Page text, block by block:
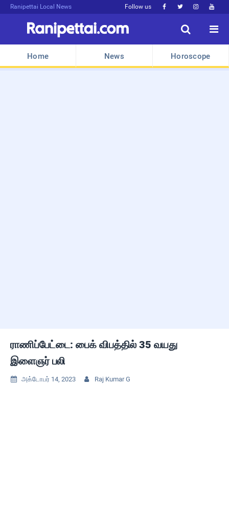
Ranipettai Local News Follow us    


Home News Horoscope
ராணிப்பேட்டை: பைக் விபத்தில் 35 வயது
இளைஞர் பலி
 அக்டோபர் 14, 2023  Raj Kumar G